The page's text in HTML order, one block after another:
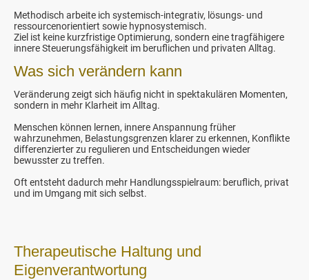
Methodisch arbeite ich systemisch-integrativ, lösungs- und
ressourcenorientiert sowie hypnosystemisch.
Ziel ist keine kurzfristige Optimierung, sondern eine tragfähigere
innere Steuerungsfähigkeit im beruflichen und privaten Alltag.
Was sich verändern kann
Veränderung zeigt sich häufig nicht in spektakulären Momenten,
sondern in mehr Klarheit im Alltag.
Menschen können lernen, innere Anspannung früher
wahrzunehmen, Belastungsgrenzen klarer zu erkennen, Konflikte
differenzierter zu regulieren und Entscheidungen wieder
bewusster zu treffen.
Oft entsteht dadurch mehr Handlungsspielraum: beruflich, privat
und im Umgang mit sich selbst.
Therapeutische Haltung und
Eigenverantwortung